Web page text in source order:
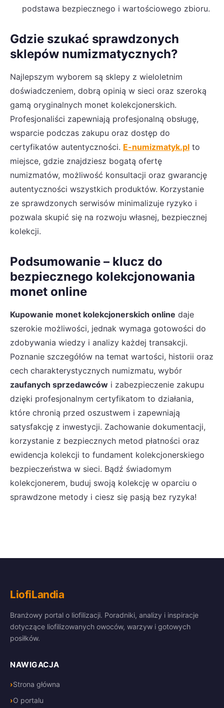
podstawa bezpiecznego i wartościowego zbioru.
Gdzie szukać sprawdzonych
sklepów numizmatycznych?
Najlepszym wyborem są sklepy z wieloletnim
doświadczeniem, dobrą opinią w sieci oraz szeroką
gamą oryginalnych monet kolekcjonerskich.
Profesjonaliści zapewniają profesjonalną obsługę,
wsparcie podczas zakupu oraz dostęp do
certyfikatów autentyczności. E-numizmatyk.pl to
miejsce, gdzie znajdziesz bogatą ofertę
numizmatów, możliwość konsultacji oraz gwarancję
autentyczności wszystkich produktów. Korzystanie
ze sprawdzonych serwisów minimalizuje ryzyko i
pozwala skupić się na rozwoju własnej, bezpiecznej
kolekcji.
Podsumowanie – klucz do
bezpiecznego kolekcjonowania
monet online
Kupowanie monet kolekcjonerskich online daje
szerokie możliwości, jednak wymaga gotowości do
zdobywania wiedzy i analizy każdej transakcji.
Poznanie szczegółów na temat wartości, historii oraz
cech charakterystycznych numizmatu, wybór
zaufanych sprzedawców i zabezpieczenie zakupu
dzięki profesjonalnym certyfikatom to działania,
które chronią przed oszustwem i zapewniają
satysfakcję z inwestycji. Zachowanie dokumentacji,
korzystanie z bezpiecznych metod płatności oraz
ewidencja kolekcji to fundament kolekcjonerskiego
bezpieczeństwa w sieci. Bądź świadomym
kolekcjonerem, buduj swoją kolekcję w oparciu o
sprawdzone metody i ciesz się pasją bez ryzyka!
LiofiLandia
Branżowy portal o liofilizacji. Poradniki, analizy i inspiracje
dotyczące liofilizowanych owoców, warzyw i gotowych
posiłków.
NAWIGACJA
Strona główna
O portalu